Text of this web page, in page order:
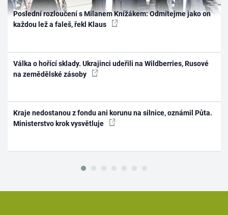
Poslední rozloučení s Milanem Knížákem: Odmítejme jako on
každou lež a faleš, řekl Klaus
Válka o hořící sklady. Ukrajinci udeřili na Wildberries, Rusové
na zemědělské zásoby
Kraje nedostanou z fondu ani korunu na silnice, oznámil Půta.
Ministerstvo krok vysvětluje